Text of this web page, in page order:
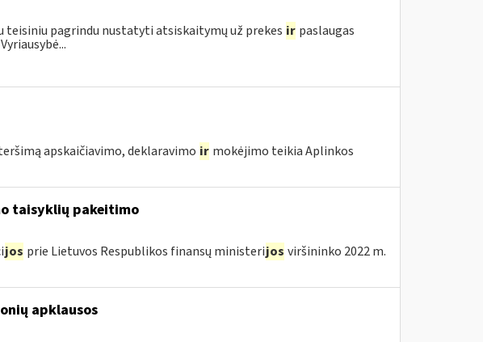
teisiniu pagrindu nustatyti atsiskaitymų už prekes ir paslaugas
apskaičiavimo, deklaravimo ir mokėjimo teikia Aplinkos
taisyklių pakeitimo
jos prie Lietuvos Respublikos finansų ministerijos viršininko 2022 m.
apklausos